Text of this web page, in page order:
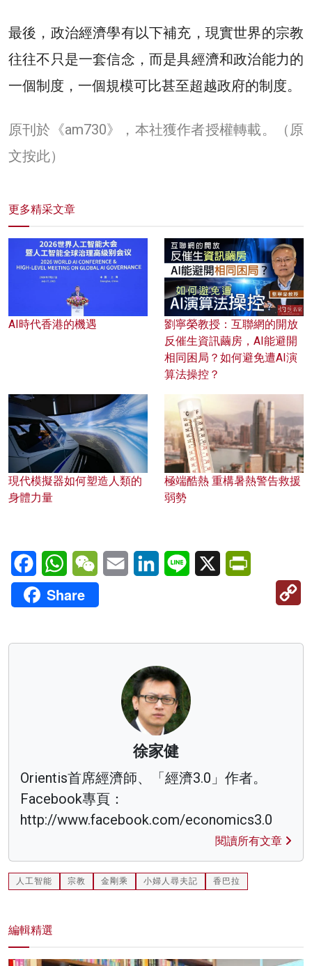
最後，政治經濟學有以下補充，現實世界的宗教
往往不只是一套信念，而是具經濟和政治能力的
一個制度，一個規模可比甚至超越政府的制度。
原刊於《am730》，本社獲作者授權轉載。（ 原
文按此）
更多精采文章
AI時代香港的機遇
劉寧榮教授：互聯網的開放
反催生資訊繭房，AI能避開
相同困局？如何避免遭AI演
算法操控？
現代模擬器如何塑造人類的
身體力量
極端酷熱 重構暑熱警告救援
弱勢
FacebookWhatsAppWeChatEmail LinkedInLine X
Share
徐家健
Orientis首席經濟師、「經濟3.0」作者。
Facebook專頁：
http://www.facebook.com/economics3.0
閱讀所有文章
人工智能 宗教 金剛乘 小婦人尋夫記 香巴拉
編輯精選